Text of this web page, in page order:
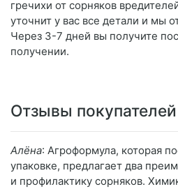
гречихи от сорняков
уточнит у вас все детали и мы
Через 3-7 дней вы получите
получении.
Отзывы покупателей
Алёна: Агроформула, которая
упаковке, предлагает два
и профилактику сорняков.